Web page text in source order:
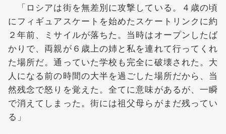
「ロシアは街を無差別に攻撃している。４歳の頃
にフィギュアスケートを始めたスケートリンクに約
２年前、ミサイルが落ちた。当時はオープンしたば
かりで、両親が６歳上の姉と私を連れて行ってくれ
た場所だ。通っていた学校も完全に破壊された。大
人になる前の時間の大半を過ごした場所だから、当
然残念で怒りを覚えた。全てに意味があるが、一瞬
で消えてしまった。街には祖父母らがまだ残ってい
る」